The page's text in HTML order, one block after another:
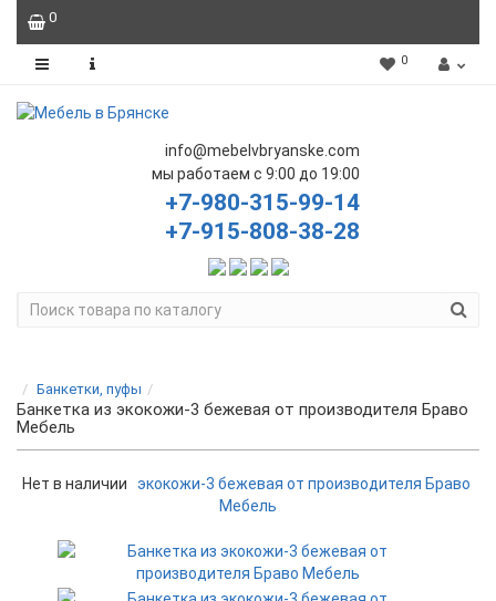
0
0
info@mebelvbryanske.com
мы работаем с 9:00 до 19:00
+7-980-315-99-14
+7-915-808-38-28
Банкетки, пуфы
Банкетка из экокожи-3 бежевая от производителя Браво
Мебель
Нет в наличии